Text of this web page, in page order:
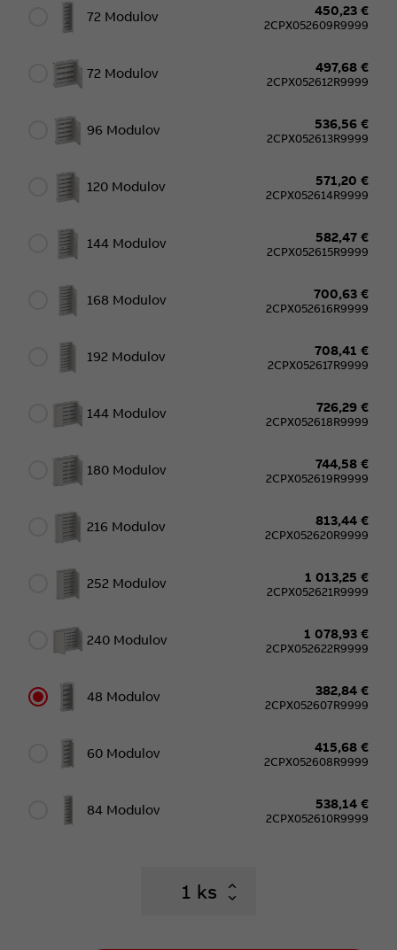
72 Modulov 450,23 €
2CPX052609R9999
72 Modulov 497,68 €
2CPX052612R9999
96 Modulov 536,56 €
2CPX052613R9999
120 Modulov 571,20 €
2CPX052614R9999
144 Modulov 582,47 €
2CPX052615R9999
168 Modulov 700,63 €
2CPX052616R9999
192 Modulov 708,41 €
2CPX052617R9999
144 Modulov 726,29 €
2CPX052618R9999
180 Modulov 744,58 €
2CPX052619R9999
216 Modulov 813,44 €
2CPX052620R9999
252 Modulov 1 013,25 €
2CPX052621R9999
240 Modulov 1 078,93 €
2CPX052622R9999
48 Modulov 382,84 €
2CPX052607R9999
60 Modulov 415,68 €
2CPX052608R9999
84 Modulov 538,14 €
2CPX052610R9999
ks